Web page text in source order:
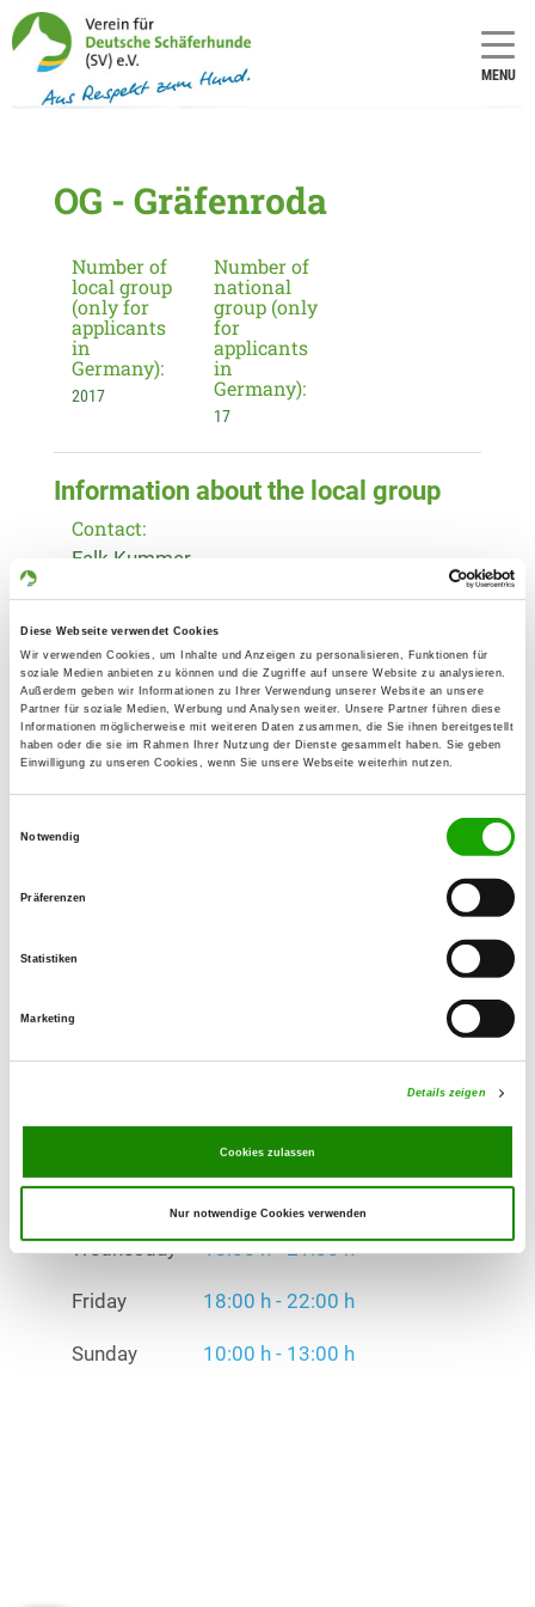
Diese Webseite verwendet Cookies
Wir verwenden Cookies, um Inhalte und Anzeigen zu personalisieren, Funktionen für
soziale Medien anbieten zu können und die Zugriffe auf unsere Website zu analysieren.
Außerdem geben wir Informationen zu Ihrer Verwendung unserer Website an unsere
Partner für soziale Medien, Werbung und Analysen weiter. Unsere Partner führen diese
Informationen möglicherweise mit weiteren Daten zusammen, die Sie ihnen bereitgestellt
haben oder die sie im Rahmen Ihrer Nutzung der Dienste gesammelt haben. Sie geben
Einwilligung zu unseren Cookies, wenn Sie unsere Webseite weiterhin nutzen.
Notwendig
Präferenzen
Statistiken
Marketing
Details zeigen
Cookies zulassen
Nur notwendige Cookies verwenden
MENU
OG - Gräfenroda
Number of
local group
(only for
applicants
in
Germany):
2017
Number of
national
group (only
for
applicants
in
Germany):
17
Information about the local group
Contact:
Falk Kummer
Training ground:
Am roten Bühl
99330 Gräfenroda
Phone:
E-Mail:
Exercise times in summer:
Wednesday 18:00 h - 21:00 h
Exercise times in winter:
Wednesday 18:00 h - 21:00 h
Friday 18:00 h - 22:00 h
Sunday 10:00 h - 13:00 h